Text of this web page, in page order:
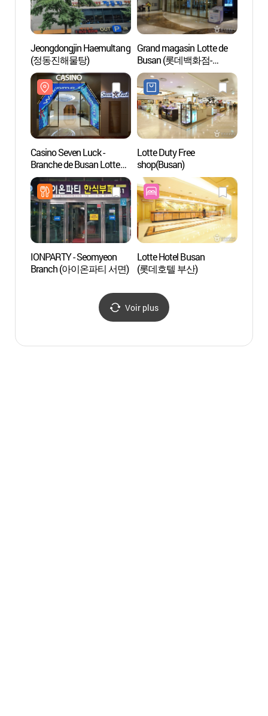
Jeongdongjin Haemultang
(정동진해물탕)
Grand magasin Lotte de
Busan (롯데백화점-
부산본점)
Casino Seven Luck -
Branche de Busan Lotte
(세븐럭카지노 -
부산롯데점)
Lotte Duty Free
shop(Busan)
IONPARTY - Seomyeon
Branch (아이온파티 서면)
Lotte Hotel Busan
(롯데호텔 부산)
Voir plus